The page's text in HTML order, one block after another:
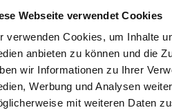
Webseite verwendet Cookies
verwenden Cookies, um Inhalte
anbieten zu können und die
wir Informationen zu Ihrer
Werbung und Analysen
mit weiteren Daten